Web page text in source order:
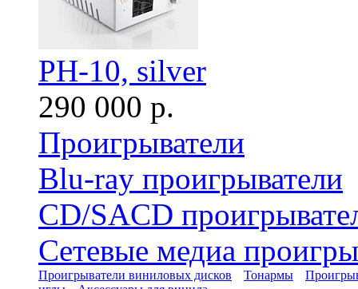
PH-10, silver
290 000 р.
Проигрыватели
Blu-ray проигрыватели
CD/SACD
Сетевые медиа
Проигрыватели виниловых дисков Тонармы